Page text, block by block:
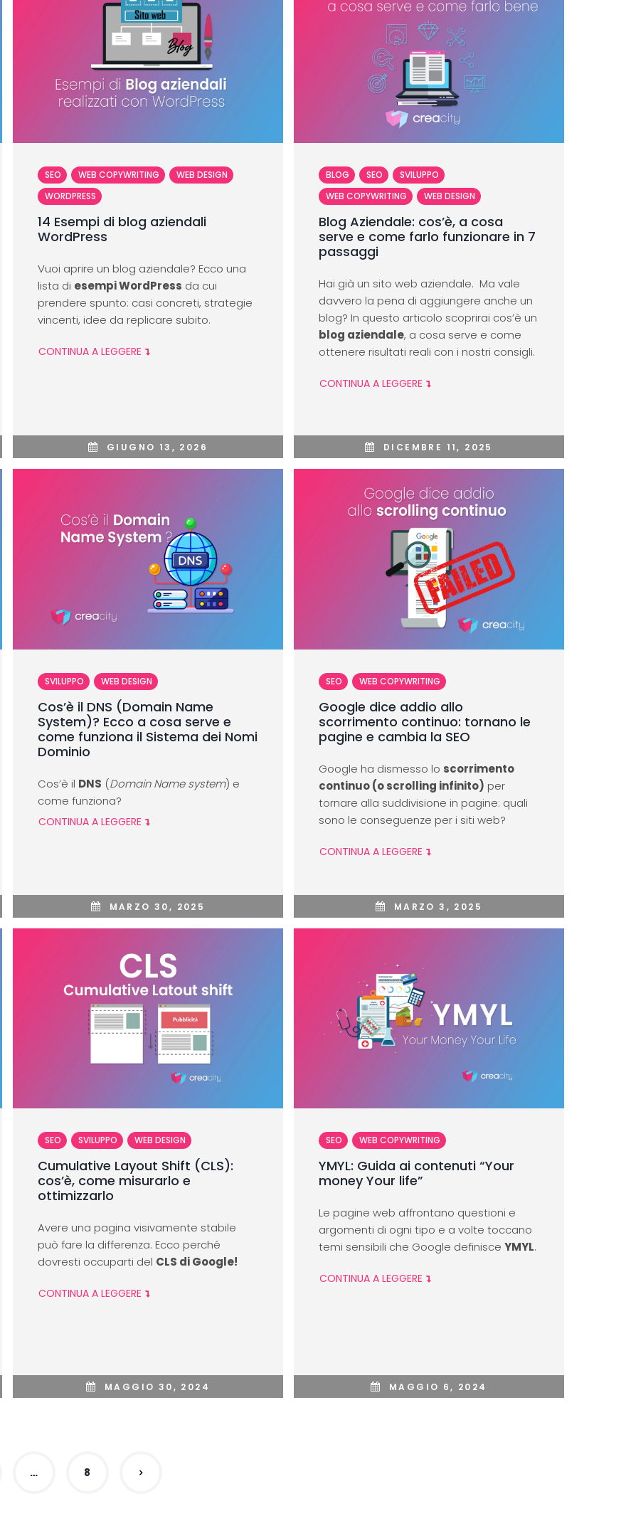
SEO WEB COPYWRITING
WEB DESIGN
WORDPRESS
14 Esempi di blog aziendali
WordPress
Vuoi aprire un blog aziendale? Ecco una
lista di esempi WordPress da cui
prendere spunto: casi concreti, strategie
vincenti, idee da replicare subito.
CONTINUA A LEGGERE
GIUGNO 13, 2026
BLOG SEO
SVILUPPO
WEB COPYWRITING
WEB DESIGN
Blog Aziendale: cos’è, a cosa
serve e come farlo funzionare in 7
passaggi
Hai già un sito web aziendale. Ma vale
davvero la pena di aggiungere anche un
blog? In questo articolo scoprirai cos’è un
blog aziendale, a cosa serve e come
ottenere risultati reali con i nostri consigli.
CONTINUA A LEGGERE
DICEMBRE 11, 2025
SVILUPPO WEB DESIGN
Cos’è il DNS (Domain Name
System)? Ecco a cosa serve e
come funziona il Sistema dei Nomi
Dominio
Cos’è il DNS (Domain Name system) e
come funziona?
CONTINUA A LEGGERE
MARZO 30, 2025
SEO WEB COPYWRITING
Google dice addio allo
scorrimento continuo: tornano le
pagine e cambia la SEO
Google ha dismesso lo scorrimento
continuo (o scrolling infinito) per
tornare alla suddivisione in pagine: quali
sono le conseguenze per i siti web?
CONTINUA A LEGGERE
MARZO 3, 2025
SEO SVILUPPO WEB DESIGN
Cumulative Layout Shift (CLS):
cos’è, come misurarlo e
ottimizzarlo
Avere una pagina visivamente stabile
può fare la differenza. Ecco perché
dovresti occuparti del CLS di Google!
CONTINUA A LEGGERE
MAGGIO 30, 2024
SEO WEB COPYWRITING
YMYL: Guida ai contenuti “Your
money Your life”
Le pagine web affrontano questioni e
argomenti di ogni tipo e a volte toccano
temi sensibili che Google definisce YMYL.
CONTINUA A LEGGERE
MAGGIO 6, 2024
… 8